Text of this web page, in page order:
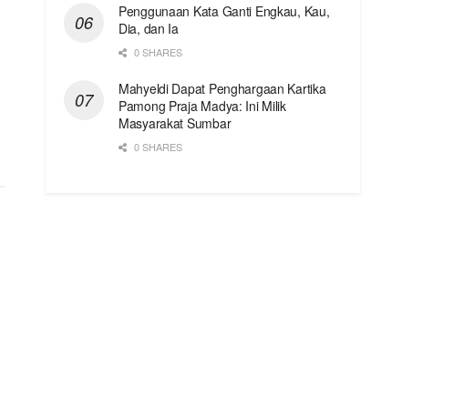
Penggunaan Kata Ganti Engkau, Kau,
Dia, dan Ia
0 SHARES
Mahyeldi Dapat Penghargaan Kartika
Pamong Praja Madya: Ini Milik
Masyarakat Sumbar
0 SHARES